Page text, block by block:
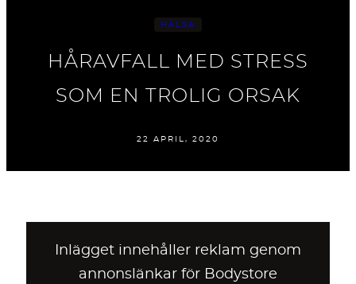
HÄLSA
HÅRAVFALL MED STRESS
SOM EN TROLIG ORSAK
22 APRIL, 2020
Inlägget innehåller reklam genom
annonslänkar för Bodystore